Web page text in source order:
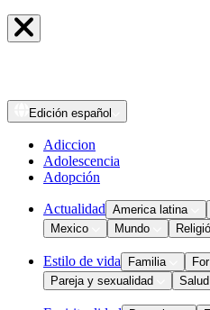
Edición español
Adiccion
Adolescencia
Adopción
Actualidad America latina
Mexico
Mundo
Estilo de vida Familia
Pareja y sexualidad
Salud